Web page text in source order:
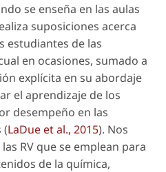
se enseña en las aulas
suposiciones acerca
estudiantes de las
en ocasiones, sumado a
explícita en su abordaje
el aprendizaje de los
desempeño en las
(LaDue et al., 2015). Nos
RV que se emplean para
de la química,